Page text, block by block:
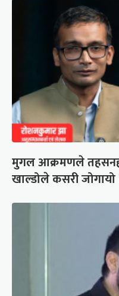
मुगल आक्रमणले
खाल्डोले कसरी जोगायो